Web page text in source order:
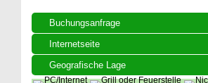
Buchungsanfrage
Internetseite
Geografische Lage